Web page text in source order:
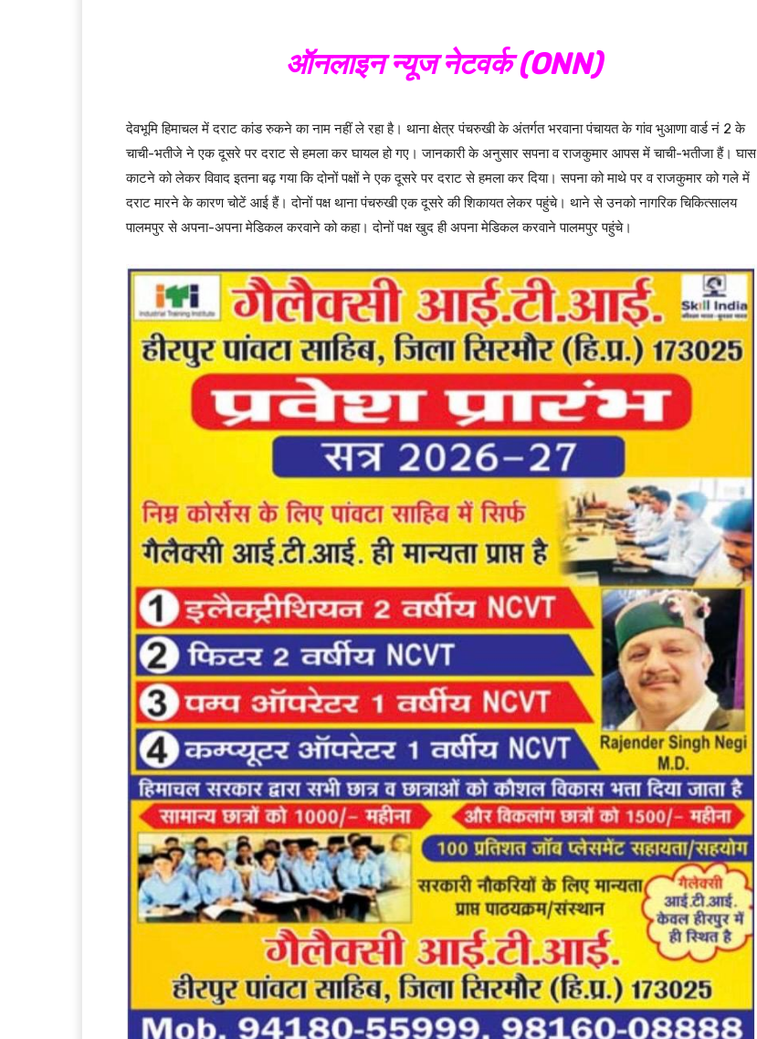
ऑनलाइन न्यूज नेटवर्क (ONN)
देवभूमि हिमाचल में दराट कांड रुकने का नाम नहीं ले रहा है। थाना क्षेत्र पंचरुखी के अंतर्गत भरवाना पंचायत के गांव भुआणा वार्ड नं 2 के
चाची-भतीजे ने एक दूसरे पर दराट से हमला कर घायल हो गए। जानकारी के अनुसार सपना व राजकुमार आपस में चाची-भतीजा हैं। घास
काटने को लेकर विवाद इतना बढ़ गया कि दोनों पक्षों ने एक दूसरे पर दराट से हमला कर दिया। सपना को माथे पर व राजकुमार को गले में
दराट मारने के कारण चोटें आई हैं। दोनों पक्ष थाना पंचरुखी एक दूसरे की शिकायत लेकर पहुंचे। थाने से उनको नागरिक चिकित्सालय
पालमपुर से अपना-अपना मेडिकल करवाने को कहा। दोनों पक्ष खुद ही अपना मेडिकल करवाने पालमपुर पहुंचे।